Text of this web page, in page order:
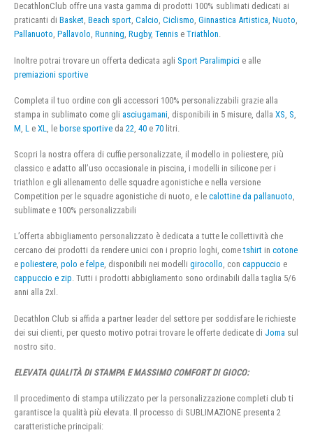
DecathlonClub offre una vasta gamma di prodotti 100% sublimati dedicati ai
praticanti di Basket, Beach sport, Calcio, Ciclismo, Ginnastica Artistica, Nuoto,
Pallanuoto, Pallavolo, Running, Rugby, Tennis e Triathlon.
Inoltre potrai trovare un offerta dedicata agli Sport Paralimpici e alle
premiazioni sportive
Completa il tuo ordine con gli accessori 100% personalizzabili grazie alla
stampa in sublimato come gli asciugamani , disponibili in 5 misure, dalla XS S
M L e XL , le borse sportive da 22 40 e 70 litri.
Scopri la nostra offera di cuffie personalizzate, il modello in poliestere, più
classico e adatto all’uso occasionale in piscina, i modelli in silicone per i
triathlon e gli allenamento delle squadre agonistiche e nella versione
Competition per le squadre agonistiche di nuoto, e le calottine da pallanuoto,
sublimate e 100% personalizzabili
L’offerta abbigliamento personalizzato è dedicata a tutte le collettività che
cercano dei prodotti da rendere unici con i proprio loghi, cometshirt in cotone
e poliestere, polo e felpe, disponibili nei modelli girocollo, con cappuccio e
cappuccio e zip. Tutti i prodotti abbigliamento sono ordinabili dalla taglia 5/6
anni alla 2xl.
Decathlon Club si affida a partner leader del settore per soddisfare le richieste
dei sui clienti, per questo motivo potrai trovare le offerte dedicate di Joma sul
nostro sito.
ELEVATA QUALITÀ DI STAMPA E MASSIMO COMFORT DI GIOCO:
Il procedimento di stampa utilizzato per la personalizzazione completi club ti
garantisce la qualità più elevata. Il processo di SUBLIMAZIONE presenta 2
caratteristiche principali: